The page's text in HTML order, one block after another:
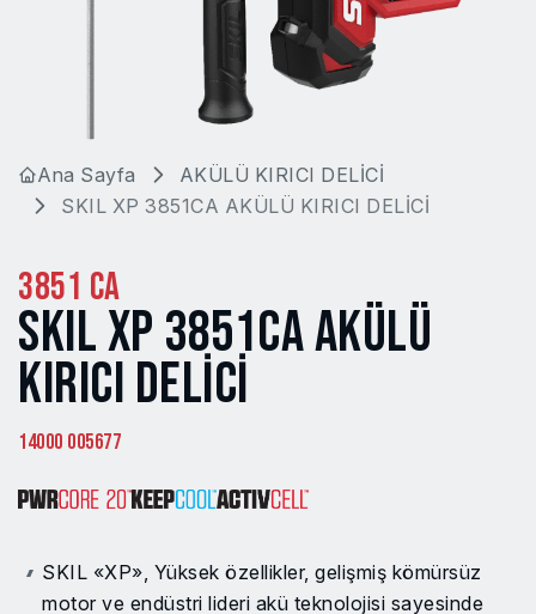
Ana Sayfa
AKÜLÜ KIRICI DELİCİ
SKIL XP 3851CA AKÜLÜ KIRICI DELİCİ
3851 CA
SKIL XP 3851CA AKÜLÜ
KIRICI DELİCİ
14000 005677
SKIL «XP», Yüksek özellikler, gelişmiş kömürsüz
motor ve endüstri lideri akü teknolojisi sayesinde